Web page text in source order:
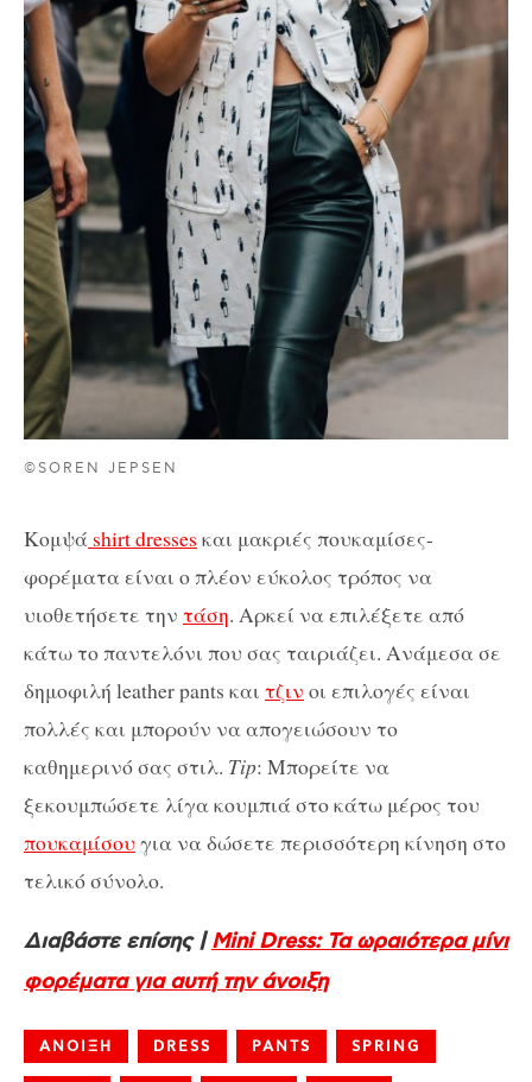
©SOREN JEPSEN
Κομψά shirt dresses και μακριές πουκαμίσες-
φορέματα είναι ο πλέον εύκολος τρόπος να
υιοθετήσετε την τάση. Αρκεί να επιλέξετε από
κάτω το παντελόνι που σας ταιριάζει. Ανάμεσα σε
δημοφιλή leather pants και τζιν οι επιλογές είναι
πολλές και μπορούν να απογειώσουν το
καθημερινό σας στιλ. Tip: Μπορείτε να
ξεκουμπώσετε λίγα κουμπιά στο κάτω μέρος του
πουκαμίσου για να δώσετε περισσότερη κίνηση στο
τελικό σύνολο.
Διαβάστε επίσης |Mini Dress: Τα ωραιότερα μίνι
φορέματα για αυτή την άνοιξη
ANOΙΞΗ DRESS PANTS SPRING